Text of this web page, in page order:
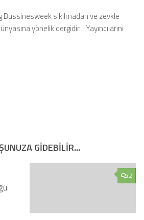
sıkılmadan ve zevkle
yönelik dergidir… Yayıncılarını
GIDEBILIR...
2